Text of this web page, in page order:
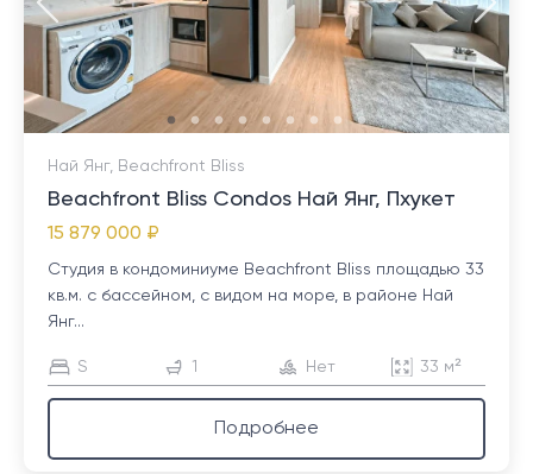
Най Янг, Beachfront Bliss
Beachfront Bliss Condos Най Янг, Пхукет
15 879 000 ₽
Студия в кондоминиуме Beachfront Bliss площадью 33
кв.м. с бассейном, с видом на море, в районе Най
Янг...
S 1 Нет 33 м²
Подробнее